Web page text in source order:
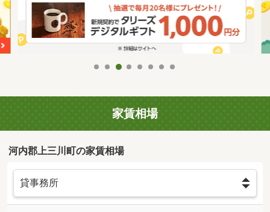
家賃相場
河内郡上三川町の家賃相場